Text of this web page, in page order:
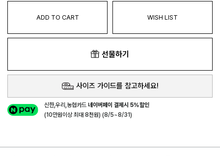
ADD TO CART WISH LIST
선물하기
사이즈 가이드를 참고하세요!
신한,우리,농협카드네이버페이 결제시 5%할인
(10만원이상 최대 8천원) (8/5~8/31)